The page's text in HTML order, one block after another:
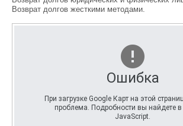
Возврат долгов жесткими методами.
Ошибка
При загрузке Google Карт на этой
проблема. Подробности вы найдете в
JavaScript.